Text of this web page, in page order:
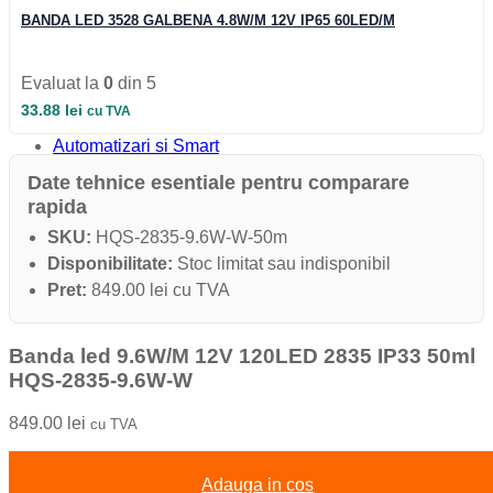
Iluminat Industrial
Iluminat Industrial
Iluminat Expozitii
Automatizari si Smart
BANDA LED 3528 GALBENA 4.8W/M 12V IP65 60LED/M
Evaluat la 0 din 5
33.88 lei cu TVA
Date tehnice esentiale pentru comparare
rapida
SKU: HQS-2835-9.6W-W-50m
Disponibilitate: Stoc limitat sau indisponibil
Pret: 849.00 lei cu TVA
Banda led 9.6W/M 12V 120LED 2835 IP33 50ml
HQS-2835-9.6W-W
849.00 lei cu TVA
Adauga in cos